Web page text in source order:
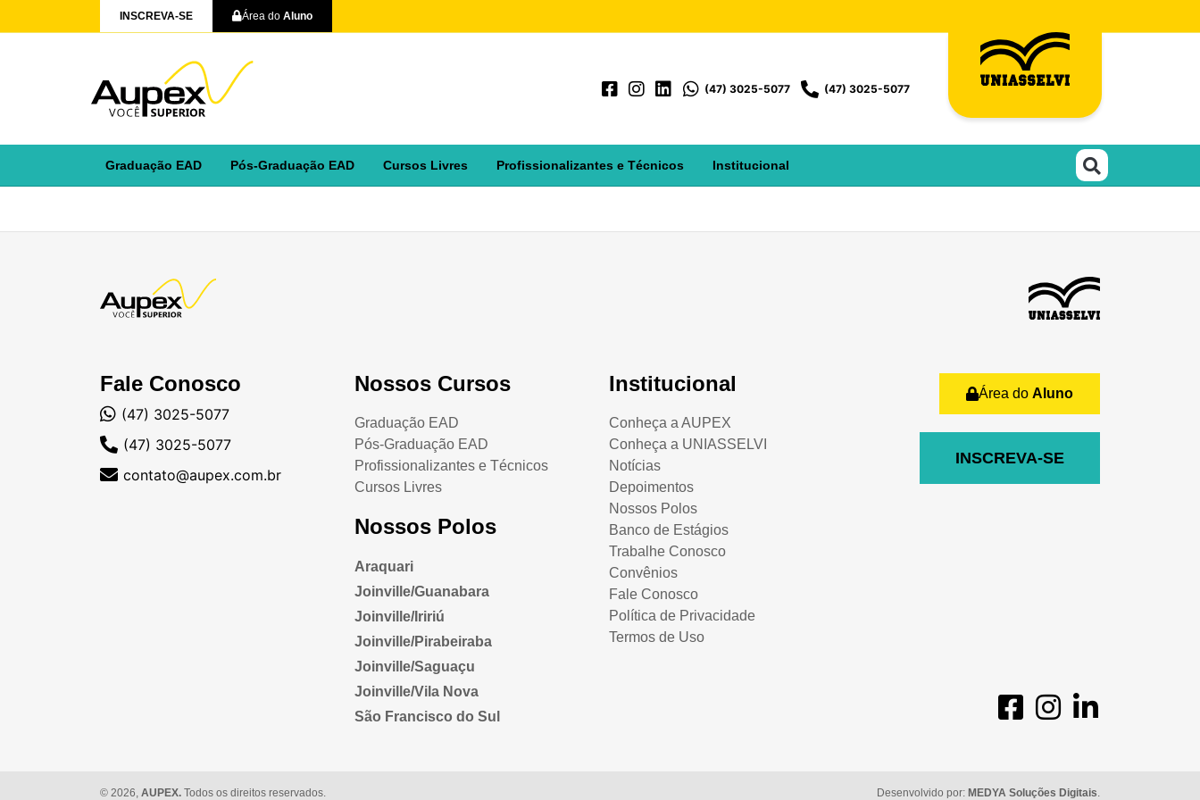
INSCREVA-SE Área do Aluno
(47) 3025-5077 (47) 3025-5077
Graduação EAD Pós-Graduação EAD Cursos Livres Profissionalizantes e Técnicos Institucional
Fale Conosco
(47) 3025-5077
(47) 3025-5077
contato@aupex.com.br
Nossos Cursos
Graduação EAD
Pós-Graduação EAD
Profissionalizantes e Técnicos
Cursos Livres
Nossos Polos
Araquari
Joinville/Guanabara
Joinville/Iririú
Joinville/Pirabeiraba
Joinville/Saguaçu
Joinville/Vila Nova
São Francisco do Sul
Institucional
Conheça a AUPEX
Conheça a UNIASSELVI
Notícias
Depoimentos
Nossos Polos
Banco de Estágios
Trabalhe Conosco
Convênios
Fale Conosco
Política de Privacidade
Termos de Uso
Área do Aluno
INSCREVA-SE
© 2026, AUPEX. Todos os direitos reservados. Desenvolvido por: MEDYA Soluções Digitais.